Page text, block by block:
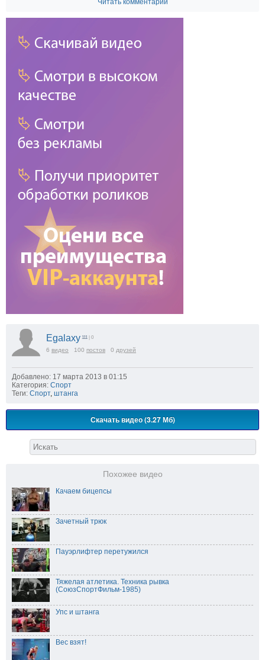
Egalaxy 111 | 0
6 видео 100 постов 0 друзей
Добавлено: 17 марта 2013 в 01:15
Категория: Спорт
Теги: Спорт, штанга
Скачать видео (3.27 Мб)
Похожее видео
Качаем бицепсы
Зачетный трюк
Пауэрлифтер перетужился
Тяжелая атлетика. Техника рывка
(СоюзСпортФильм-1985)
Упс и штанга
Вес взят!